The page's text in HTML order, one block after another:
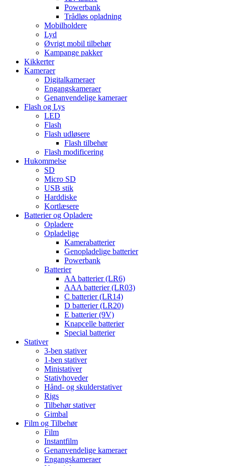
Powerbank
Trådløs opladning
Mobilholdere
Lyd
Øvrigt mobil tilbehør
Kampange pakker
Kikkerter
Kameraer
Digitalkameraer
Engangskameraer
Genanvendelige kameraer
Flash og Lys
LED
Flash
Flash udløsere
Flash tilbehør
Flash modificering
Hukommelse
SD
Micro SD
USB stik
Harddiske
Kortlæsere
Batterier og Opladere
Opladere
Opladelige
Kamerabatterier
Genopladelige batterier
Powerbank
Batterier
AA batterier (LR6)
AAA batterier (LR03)
C batterier (LR14)
D batterier (LR20)
E batterier (9V)
Knapcelle batterier
Special batterier
Stativer
3-ben stativer
1-ben stativer
Ministativer
Stativhoveder
Hånd- og skulderstativer
Rigs
Tilbehør stativer
Gimbal
Film og Tilbehør
Film
Instantfilm
Genanvendelige kameraer
Engangskameraer